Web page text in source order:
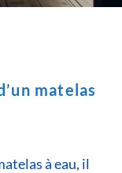
matelas
à eau, il